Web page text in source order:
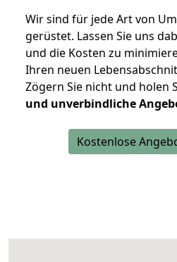
Wir sind für jede Art von
gerüstet. Lassen Sie uns
und die Kosten zu
Ihren neuen
Zögern Sie nicht und holen
und unverbindliche
Kostenlose